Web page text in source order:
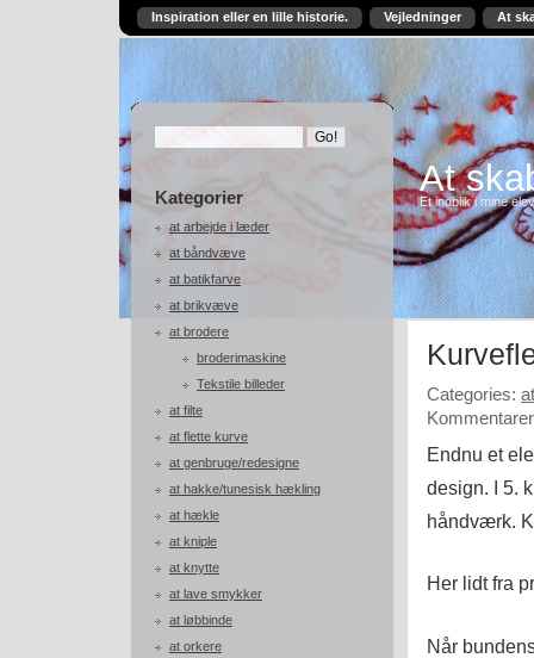
Inspiration eller en lille historie. Vejledninger At
Kategorier
at arbejde i læder
at båndvæve
at batikfarve
at brikvæve
at brodere
broderimaskine
Tekstile billeder
at filte
at flette kurve
at genbruge/redesigne
at hakke/tunesisk hækling
at hækle
at kniple
at knytte
at lave smykker
at løbbinde
at orkere
At
Et indblik i mine
Categories:
Endnu et
design. I 5.
håndværk.
Her lidt fra
Når